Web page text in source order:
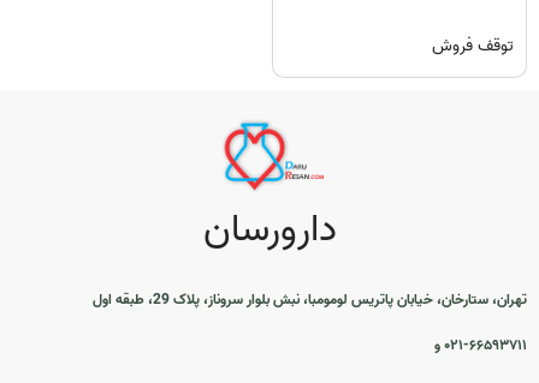
توقف فروش
دارورسان
تهران، ستارخان، خیابان پاتریس لومومبا، نبش بلوار سروناز، پلاک 29، طبقه اول
۰۲۱-۶۶۵۹۳۷۱۱ و